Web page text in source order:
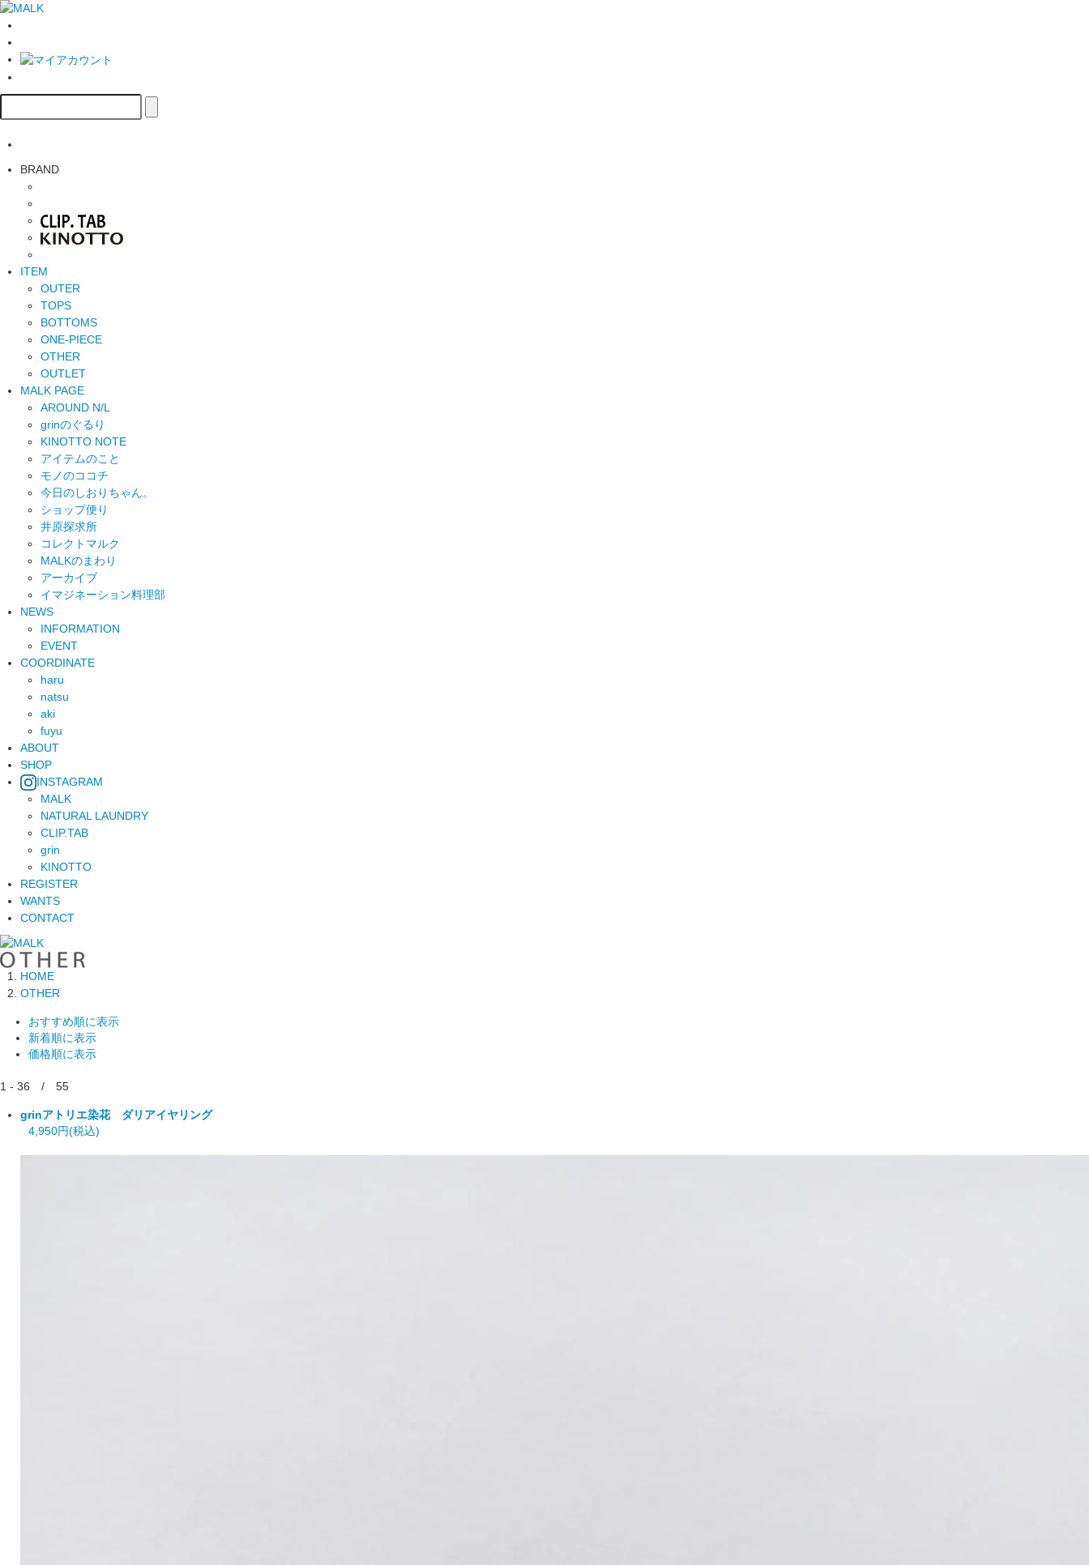
BRAND
ITEM
OUTER
TOPS
BOTTOMS
ONE-PIECE
OTHER
OUTLET
MALK PAGE
AROUND N/L
grinのぐるり
KINOTTO NOTE
アイテムのこと
モノのココチ
今日のしおりちゃん。
ショップ便り
井原探求所
コレクトマルク
MALKのまわり
アーカイブ
イマジネーション料理部
NEWS
INFORMATION
EVENT
COORDINATE
haru
natsu
aki
fuyu
ABOUT
SHOP
INSTAGRAM
MALK
NATURAL LAUNDRY
CLIP.TAB
grin
KINOTTO
REGISTER
WANTS
CONTACT
HOME
OTHER
おすすめ順に表示
新着順に表示
価格順に表示
1 - 36 / 55
grinアトリエ染花 ダリアイヤリング
4,950円(税込)